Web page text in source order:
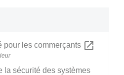
pour les commerçants open_in_new
la sécurité des systèmes